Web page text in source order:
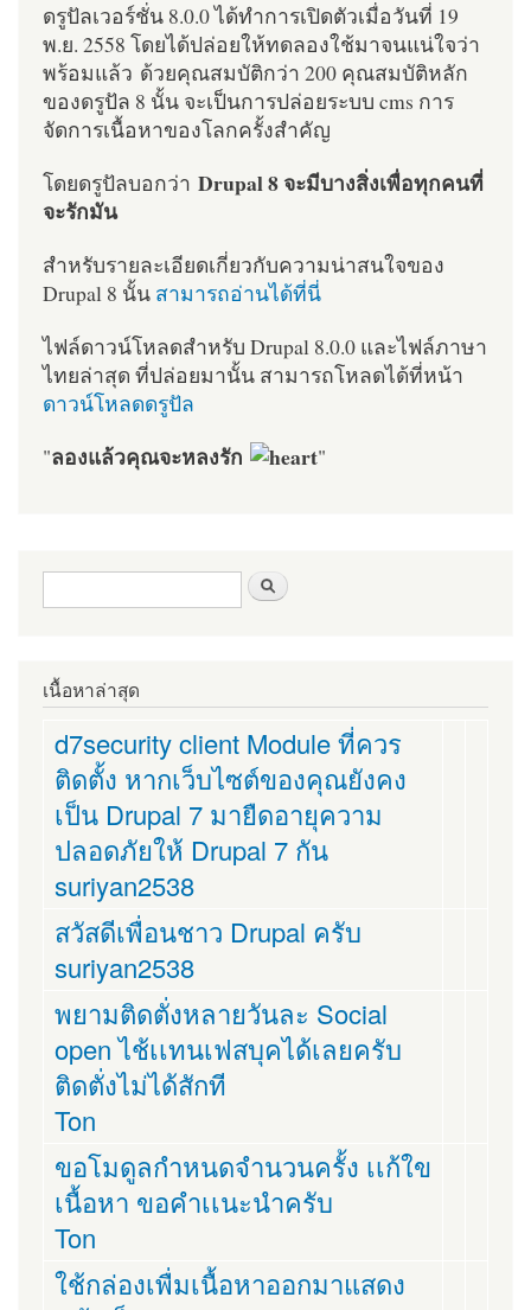
ดรูปัลเวอร์ชั่น 8.0.0 ได้ทำการเปิดตัวเมื่อวันที่ 19
พ.ย. 2558 โดยได้ปล่อยให้ทดลองใช้มาจนแน่ใจว่า
พร้อมแล้ว ด้วยคุณสมบัติกว่า 200 คุณสมบัติหลัก
ของดรูปัล 8 นั้น จะเป็นการปล่อยระบบ cms การ
จัดการเนื้อหาของโลกครั้งสำคัญ
โดยดรูปัลบอกว่า Drupal 8 จะมีบางสิ่งเพื่อทุกคนที่
จะรักมัน
สำหรับรายละเอียดเกี่ยวกับความน่าสนใจของ
Drupal 8 นั้น สามารถอ่านได้ที่นี่
ไฟล์ดาวน์โหลดสำหรับ Drupal 8.0.0 และไฟล์ภาษา
ไทยล่าสุด ที่ปล่อยมานั้น สามารถโหลดได้ที่หน้า
ดาวน์โหลดดรูปัล
"ลองแล้วคุณจะหลงรัก "
ฟอร์มค้นหา
เนื้อหาล่าสุด
d7security client Module ที่ควร
ติดตั้ง หากเว็บไซต์ของคุณยังคง
เป็น Drupal 7 มายืดอายุความ
ปลอดภัยให้ Drupal 7 กัน
suriyan2538
สวัสดีเพื่อนชาว Drupal ครับ
suriyan2538
พยามติดตั่งหลายวันละ Social
open ไช้เเทนเฟสบุคได้เลยครับ
ติดตั่งไม่ได้สักที
Ton
ขอโมดูลกำหนดจำนวนครั้ง เเก้ใข
เนื้อหา ขอคำเเนะนำครับ
Ton
ใช้กล่องเพื่มเนื้อหาออกมาแสดง